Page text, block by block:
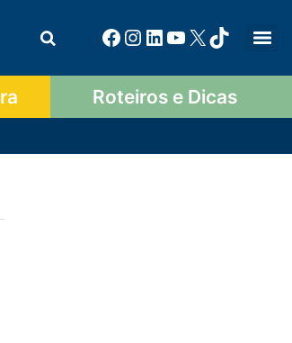
Roteiros e Dicas